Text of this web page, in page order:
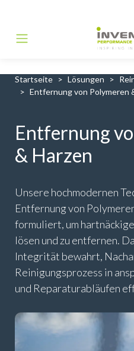
Main
Startseite Lösungen
Entfernung von Polymeren
Entfernung
& Harzen
Unsere hochmodernen
Entfernung von
formuliert, um
lösen und zu entfernen.
Integrität bewahrt,
Reinigungsprozess in
und Reparaturabläufen